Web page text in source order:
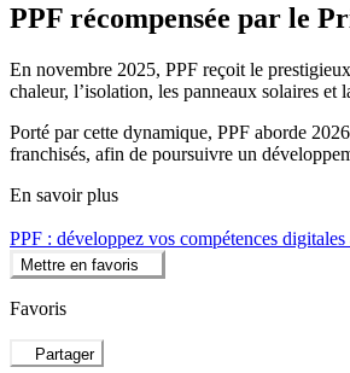
PPF récompensée par le
En novembre 2025, PPF reçoit le
chaleur, l’isolation, les panneaux solaires
Porté par cette dynamique, PPF aborde
franchisés, afin de poursuivre un
En savoir plus
PPF : développez vos compétences
Mettre en favoris
Favoris
Partager